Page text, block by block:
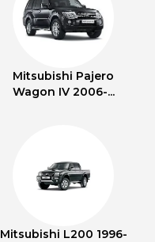
Mitsubishi Pajero
Wagon IV 2006-...
Mitsubishi L200 1996-